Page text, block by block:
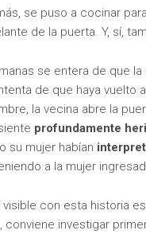
se puso a cocinar
de la puerta. Y, sí,
se entera de que
de que haya vuelto
la vecina abre la
profundamente
su mujer habían
a la mujer
con esta historia
, conviene investigar